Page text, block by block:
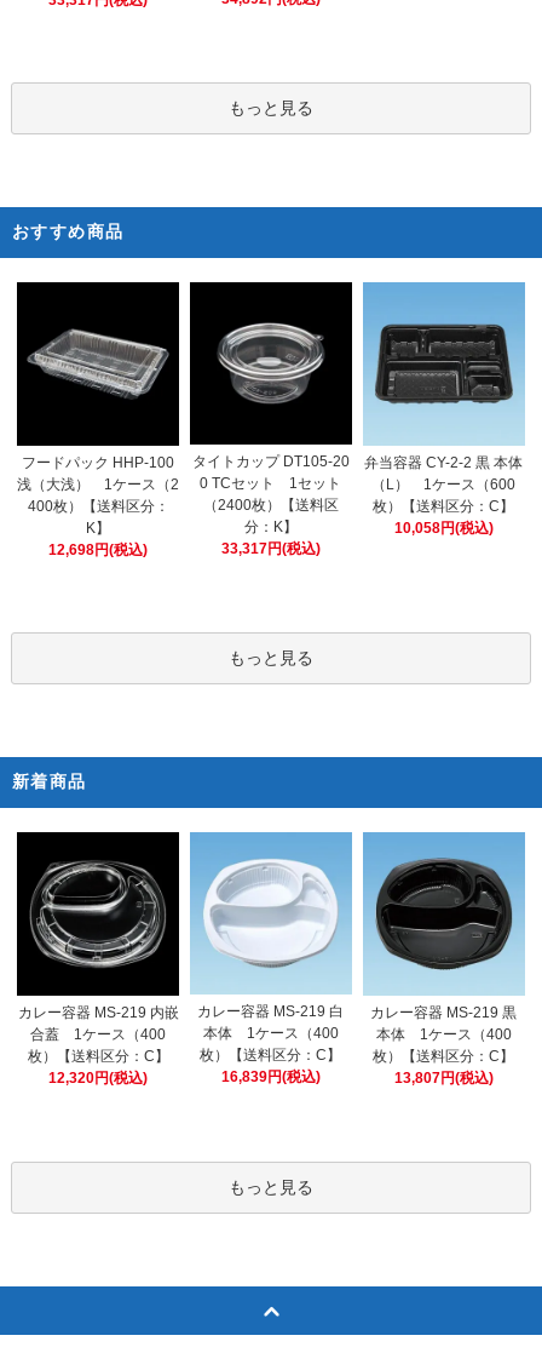
もっと見る
おすすめ商品
フードパック HHP-100
浅（大浅） 1ケース（2
400枚）【送料区分：
K】
12,698円(税込)
タイトカップ DT105-20
0 TCセット 1セット
（2400枚）【送料区
分：K】
33,317円(税込)
弁当容器 CY-2-2 黒 本体
（L） 1ケース（600
枚）【送料区分：C】
10,058円(税込)
もっと見る
新着商品
カレー容器 MS-219 内嵌
合蓋 1ケース（400
枚）【送料区分：C】
12,320円(税込)
カレー容器 MS-219 白
本体 1ケース（400
枚）【送料区分：C】
16,839円(税込)
カレー容器 MS-219 黒
本体 1ケース（400
枚）【送料区分：C】
13,807円(税込)
もっと見る